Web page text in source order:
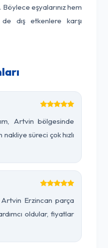
eşyalarınız hem
dış etkenlere karşı
Artvin bölgesinde
süreci çok hızlı
Erzincan parça
oldular, fiyatlar